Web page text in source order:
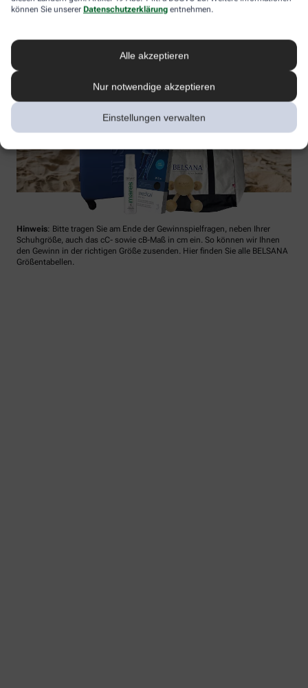
können Sie unserer Datenschutzerklärung entnehmen.
Alle akzeptieren
Nur notwendige akzeptieren
Einstellungen verwalten
Hinweis: Bitte tragen Sie am Ende der Gewinnspielfragen, neben Ihrer
Schuhgröße, auch das cC- sowie cB-Maß in cm ein. So können wir Ihnen
den Gewinn in der richtigen Größe zusenden. Hier finden Sie alle BELSANA
Größentabellen.